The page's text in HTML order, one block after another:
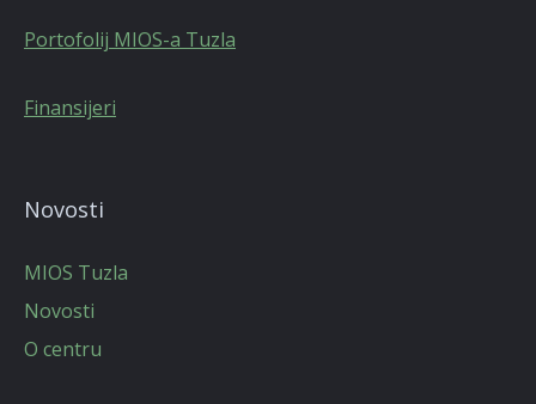
Portofolij MIOS-a Tuzla
Finansijeri
Novosti
MIOS Tuzla
Novosti
O centru